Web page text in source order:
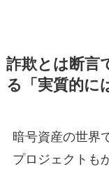
詐欺とは断言
る「実質的に
暗号資産の世界
プロジェクトも